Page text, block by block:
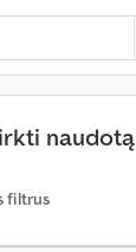
naudotą
filtrus